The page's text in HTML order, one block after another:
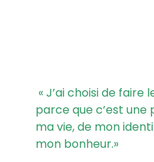
« J’ai choisi de faire
parce que c’est
ma vie, de mon
mon bonheur.»